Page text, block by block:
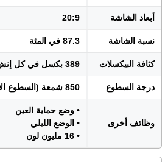
أبعاد الشاشة 20:9
نسبة الشاشة 87.3 في المئة
كثافة البيكسلات 389 بكسل في كل إنش
درجة السطوع 850 شمعة (السطوع الأقصى)
وظائف أخرى
• وضع حماية العين
• الوضع الليلي
• 16 مليون لون